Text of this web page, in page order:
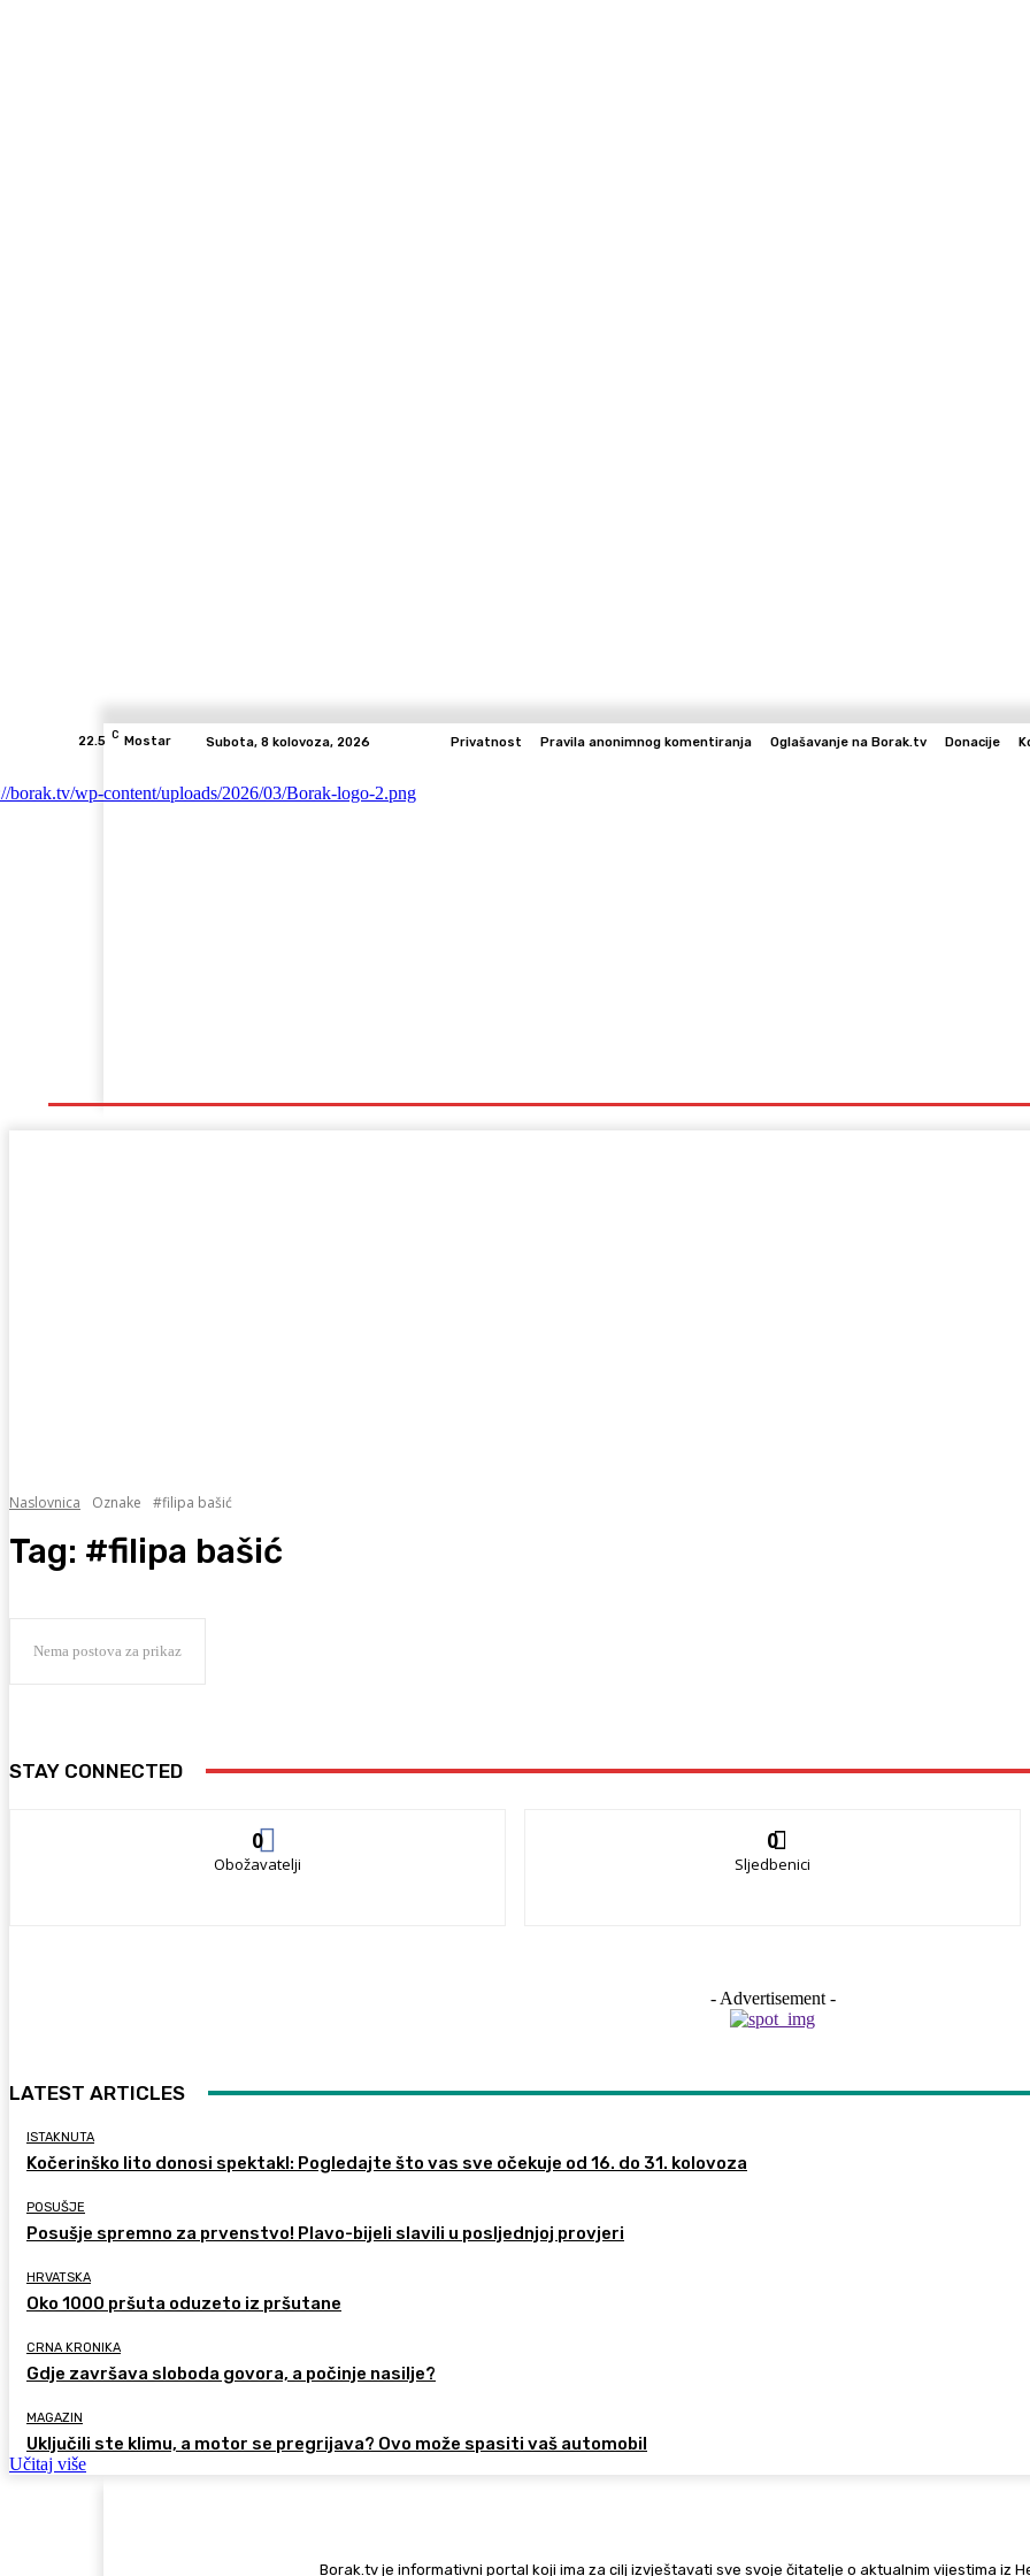
22.5 C Mostar Subota, 8 kolovoza, 2026 Privatnost Pravila anonimnog komentiranja Oglašavanje na Borak.tv Donacije
Naslovnica Oznake #filipa bašić
Tag: #filipa bašić
Nema postova za prikaz
STAY CONNECTED
0
Obožavatelji
0
Sljedbenici
- Advertisement -
LATEST ARTICLES
ISTAKNUTA
Kočerinško lito donosi spektakl: Pogledajte što vas sve očekuje od 16. do 31. kolovoza
POSUŠJE
Posušje spremno za prvenstvo! Plavo-bijeli slavili u posljednjoj provjeri
HRVATSKA
Oko 1000 pršuta oduzeto iz pršutane
CRNA KRONIKA
Gdje završava sloboda govora, a počinje nasilje?
MAGAZIN
Uključili ste klimu, a motor se pregrijava? Ovo može spasiti vaš automobil
Učitaj više
Borak.tv je informativni portal koji ima za cilj izvještavati sve svoje čitatelje o aktualnim vijestima iz